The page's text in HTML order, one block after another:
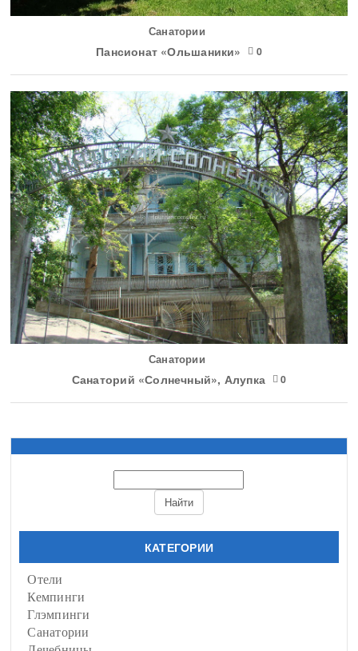
Санатории
Пансионат «Ольшаники» 0
Санатории
Санаторий «Солнечный», Алупка 0
КАТЕГОРИИ
Отели
Кемпинги
Глэмпинги
Санатории